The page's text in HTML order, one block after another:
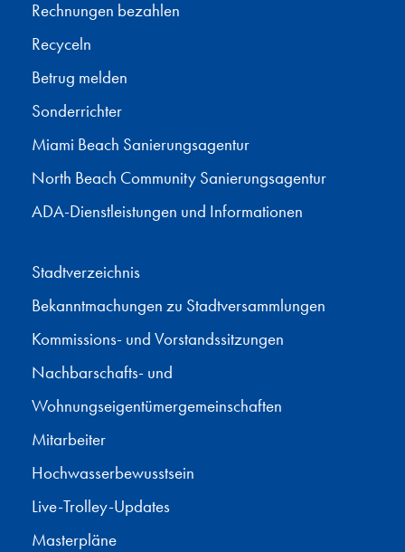
Rechnungen bezahlen
Recyceln
Betrug melden
Sonderrichter
Miami Beach Sanierungsagentur
North Beach Community Sanierungsagentur
ADA-Dienstleistungen und Informationen
Stadtverzeichnis
Bekanntmachungen zu Stadtversammlungen
Kommissions- und Vorstandssitzungen
Nachbarschafts- und
Wohnungseigentümergemeinschaften
Mitarbeiter
Hochwasserbewusstsein
Live-Trolley-Updates
Masterpläne